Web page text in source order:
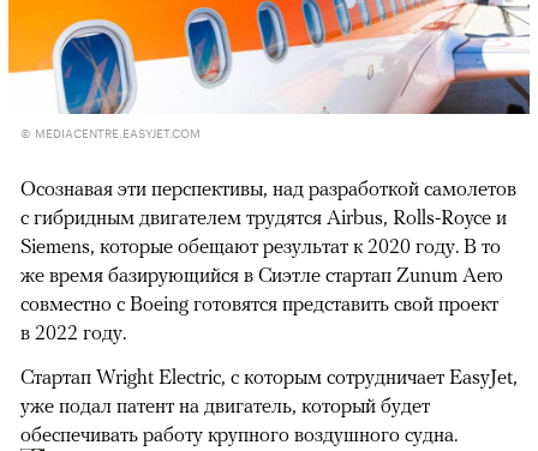
© MEDIACENTRE.EASYJET.COM
Осознавая эти перспективы, над разработкой самолетов
с гибридным двигателем трудятся Airbus, Rolls-Royce и
Siemens, которые обещают результат к 2020 году. В то
же время базирующийся в Сиэтле стартап Zunum Aero
совместно с Boeing готовятся представить свой проект
в 2022 году.
Стартап Wright Electric, с которым сотрудничает EasyJet,
уже подал патент на двигатель, который будет
обеспечивать работу крупного воздушного судна.